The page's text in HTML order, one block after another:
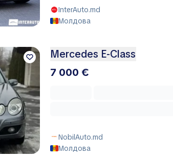
InterAuto.md
Молдова
Mercedes E-Class
7 000 €
NobilAuto.md
Молдова